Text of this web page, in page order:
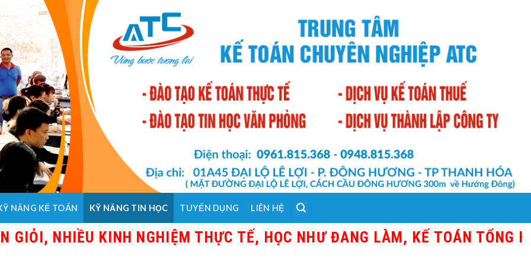
NĂNG KẾ TOÁN KỸ NĂNG TIN HỌC TUYỂN DỤNG LIÊN HỆ
KINH NGHIỆM THỰC TẾ, HỌC NHƯ ĐANG LÀM, KẾ TOÁN TỔNG HỢP,